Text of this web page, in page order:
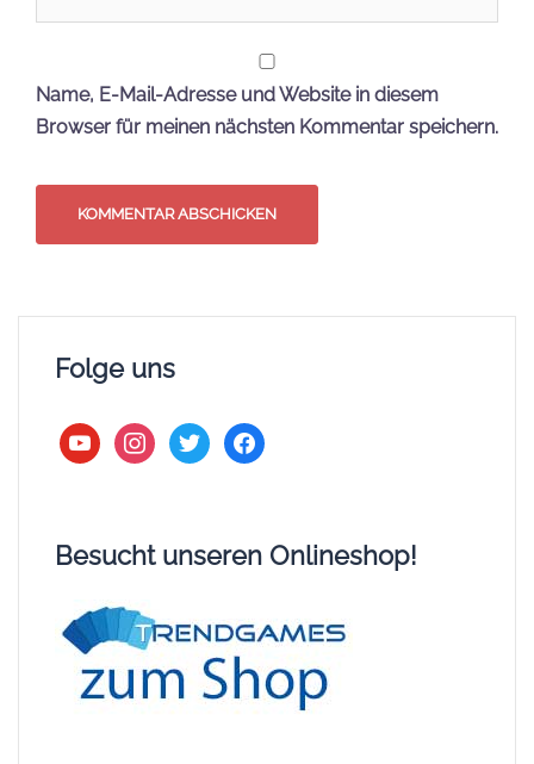
Name, E-Mail-Adresse und Website in diesem
Browser für meinen nächsten Kommentar speichern.
Folge uns
youtubeinstagram
twitter facebook
Besucht unseren Onlineshop!